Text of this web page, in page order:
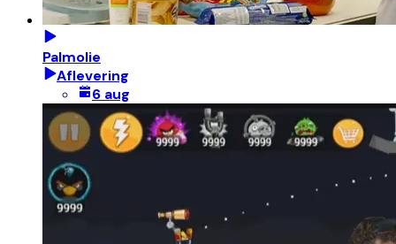
Palmolie
Aflevering
6 aug